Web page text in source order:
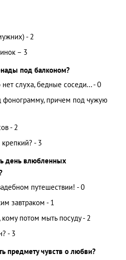
- 2
– 3
под балконом?
слуха, бедные соседи... - 0
фонограмму, причем под чужую
- 2
- 3
день влюбленных
путешествии! - 0
завтраком - 1
кому потом мыть посуду - 2
- 3
предмету чувств о любви?